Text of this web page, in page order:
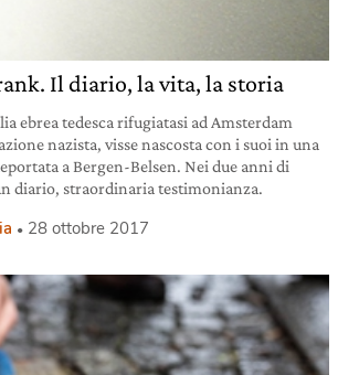
Il diario, la vita, la storia
ebrea tedesca rifugiatasi ad Amsterdam
nazista, visse nascosta con i suoi in una
a Bergen-Belsen. Nei due anni di
diario, straordinaria testimonianza.
28 ottobre 2017